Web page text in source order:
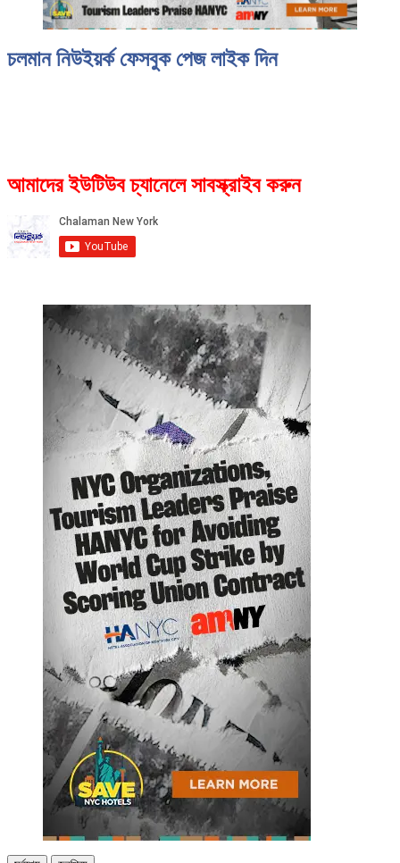
চলমান নিউইয়র্ক ফেসবুক পেজ লাইক দিন
আমাদের ইউটিউব চ্যানেলে সাবস্ক্রাইব করুন